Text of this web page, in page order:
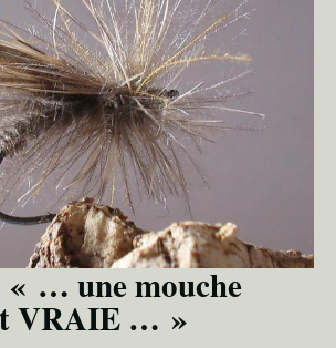
… une mouche
VRAIE … »